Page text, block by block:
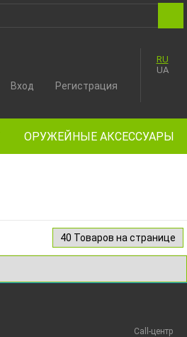
RU
UA
Вход Регистрация
ОРУЖЕЙНЫЕ АКСЕССУАРЫ
Call-центр